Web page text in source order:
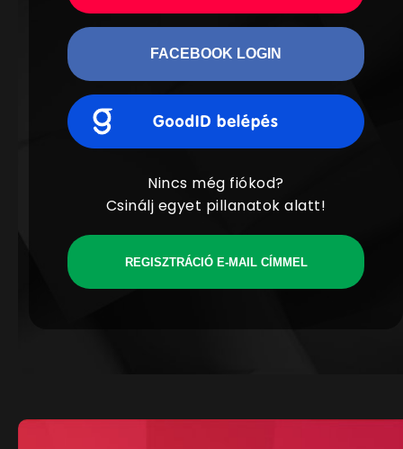
FACEBOOK LOGIN
Nincs még fiókod?
Csinálj egyet pillanatok alatt!
REGISZTRÁCIÓ E-MAIL CÍMMEL